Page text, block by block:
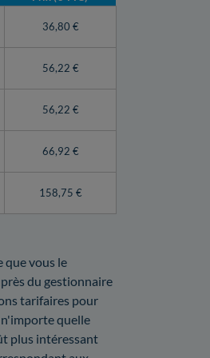
36,80 €
56,22 €
56,22 €
66,92 €
158,75 €
que vous le
du gestionnaire
tarifaires pour
quelle
plus intéressant